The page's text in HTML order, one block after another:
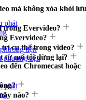
phát
tiện
phương tiện
phát
mà không xóa khỏi
trong Evervideo?
Evervideo?
cụ thể trong video?
từ nơi tôi dừng lại?
đến Chromecast hoặc
nào?